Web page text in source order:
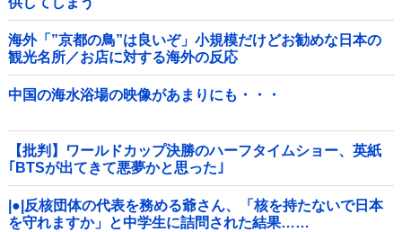
海外「”京都の鳥”は良いぞ」小規模だけどお勧めな日本の
観光名所／お店に対する海外の反応
中国の海水浴場の映像があまりにも・・・
【批判】ワールドカップ決勝のハーフタイムショー、英紙
｢BTSが出てきて悪夢かと思った｣
|●|反核団体の代表を務める爺さん、「核を持たないで日本
を守れますか」と中学生に詰問された結果……